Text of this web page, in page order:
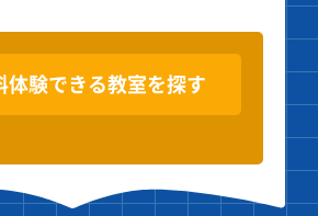
体験できる教室を探す